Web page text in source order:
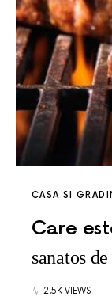
CASA SI
Care
sanatos
2.5K VIEWS